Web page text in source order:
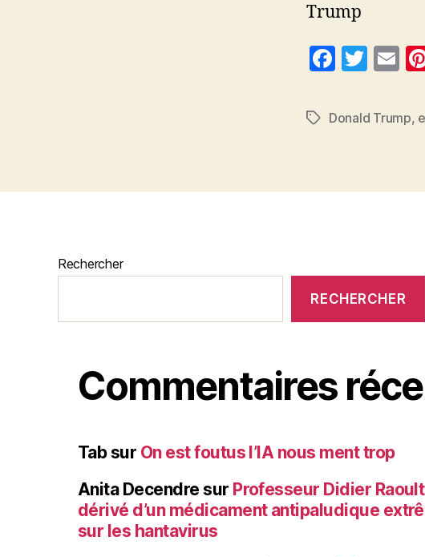
Trump
F
c
o
T
itt
E
ai
l
Étiquettes
Donald Trump,
Rechercher
RECHERCHER
Commentaires
Tabsur On est foutus l’IA nous ment trop
Anita Decendre sur Professeur Didier
dérivé d’un médicament antipaludique
sur les hantavirus